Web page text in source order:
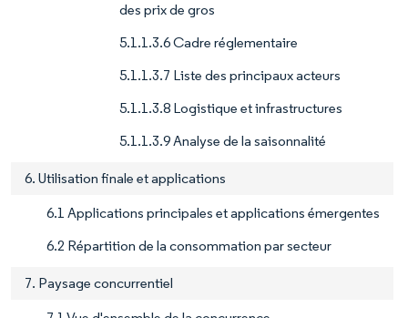
des prix de gros
5.1.1.3.6 Cadre réglementaire
5.1.1.3.7 Liste des principaux acteurs
5.1.1.3.8 Logistique et infrastructures
5.1.1.3.9 Analyse de la saisonnalité
6. Utilisation finale et applications
6.1 Applications principales et applications émergentes
6.2 Répartition de la consommation par secteur
7. Paysage concurrentiel